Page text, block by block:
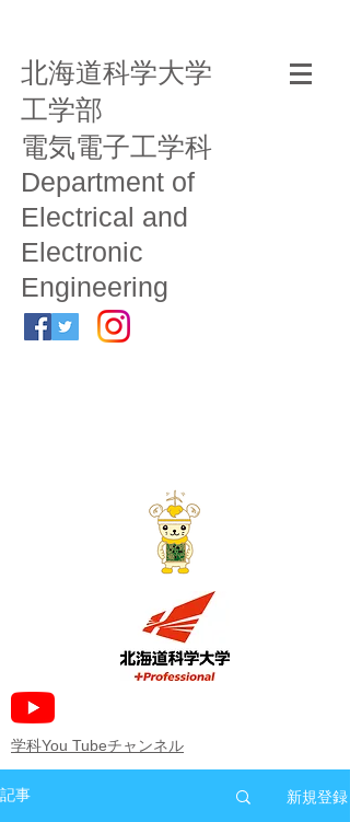
北海道科学大学
工学部
電気電子工学科
Department of
Electrical and
Electronic
Engineering
​学科You Tubeチャンネル
記事 新規登録